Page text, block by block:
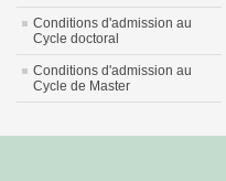
Conditions d'admission au
Cycle doctoral
Conditions d'admission au
Cycle de Master